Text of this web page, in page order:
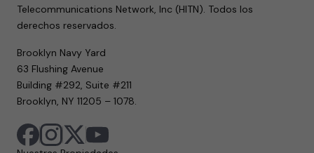
Telecommunications Network, Inc (HITN). Todos los
derechos reservados.
Brooklyn Navy Yard
63 Flushing Avenue
Building #292, Suite #211
Brooklyn, NY 11205 – 1078.